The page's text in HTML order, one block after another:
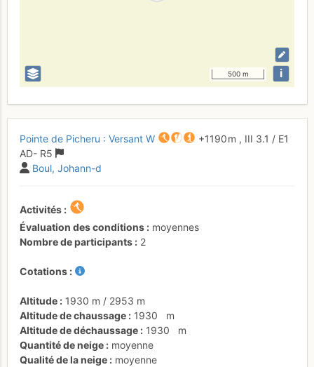
500 m i
Pointe de Picheru : Versant W +1190 m , III 3.1 / E1
AD- R5
Boul Johann-d
Activités
Évaluation des conditions
moyennes
Nombre de participants
2
Cotations
Altitude 1930 m / 2953 m
Altitude de chaussage
1930
m
Altitude de déchaussage
1930
m
Quantité de neige
moyenne
Qualité de la neige
moyenne